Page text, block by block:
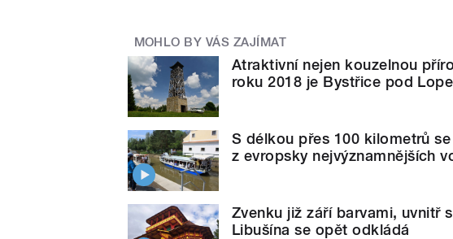
MOHLO BY VÁS ZAJÍMAT
Atraktivní nejen kouzelnou
roku 2018 je Bystřice pod
S délkou přes 100 kilometrů
z evropsky nejvýznamnějších
Zvenku již září barvami, uvnitř
Libušína se opět odkládá